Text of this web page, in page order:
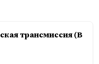
трансмиссия (В